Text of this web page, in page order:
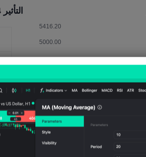
التأثير 4 ساعات بعد الحدث